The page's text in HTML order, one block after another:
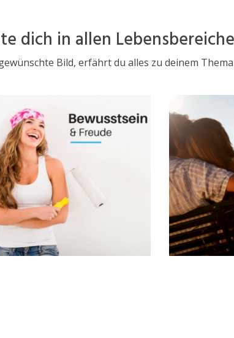
dich in allen
Bild, erfährt du alles zu deinem